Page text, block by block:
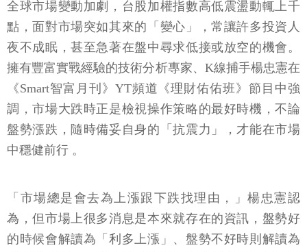
全球市場變動加劇，台股加權指數高低震盪動輒上千
點，面對市場突如其來的「變心」，常讓許多投資人
夜不成眠，甚至急著在盤中尋求低接或放空的機會。
擁有豐富實戰經驗的技術分析專家、K線捕手楊忠憲在
《Smart智富月刊》YT頻道《理財佑佑班》節目中強
調，市場大跌時正是檢視操作策略的最好時機，不論
盤勢漲跌，隨時備妥自身的「抗震力」，才能在市場
中穩健前行 。
「市場總是會去為上漲跟下跌找理由，」楊忠憲認
為，但市場上很多消息是本來就存在的資訊，盤勢好
的時候會解讀為「利多上漲」、盤勢不好時則解讀為